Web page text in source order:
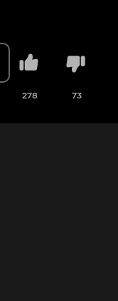
278 73